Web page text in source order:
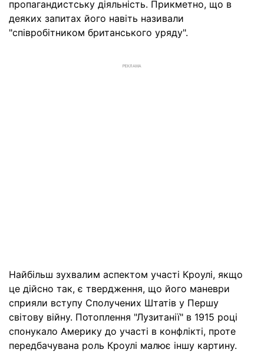
пропагандистську діяльність. Прикметно, що в
деяких запитах його навіть називали
"співробітником британського уряду".
РЕКЛАМА
Найбільш зухвалим аспектом участі Кроулі, якщо
це дійсно так, є твердження, що його маневри
сприяли вступу Сполучених Штатів у Першу
світову війну. Потоплення "Лузитанії" в 1915 році
спонукало Америку до участі в конфлікті, проте
передбачувана роль Кроулі малює іншу картину.